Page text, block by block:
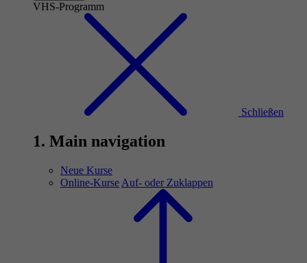
VHS-Programm
Schließen
1. Main navigation
Neue Kurse
Online-Kurse Auf- oder Zuklappen